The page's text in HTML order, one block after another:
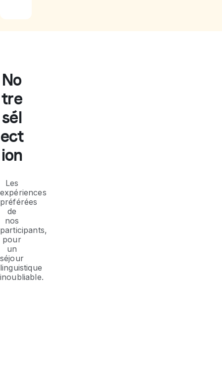
No
tre
sél
ect
ion
Les
expériences
préférées
de
nos
participants,
pour
un
séjour
linguistique
inoubliable.